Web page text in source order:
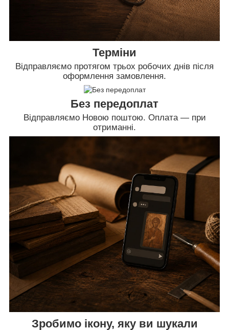
Терміни
Відправляємо протягом трьох робочих днів після
оформлення замовлення.
Без передоплат
Відправляємо Новою поштою. Оплата — при
отриманні.
Зробимо ікону, яку ви шукали